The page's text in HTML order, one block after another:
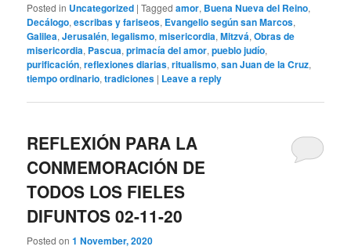
Posted in Uncategorized |Tagged amor, Buena Nueva del Reino,
Decálogo,escribas y fariseos, Evangelio según san Marcos,
Galilea,Jerusalén,legalismo,misericordia,Mitzvá,Obras de
misericordia, Pascua,primacía del amor,pueblo judío,
purificación,reflexiones diarias,ritualismo,san Juan de la Cruz,
tiempo ordinario,tradiciones | Leave a reply
REFLEXIÓN PARA LA
CONMEMORACIÓN DE
TODOS LOS FIELES
DIFUNTOS 02-11-20
Posted on1 November, 2020